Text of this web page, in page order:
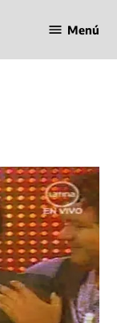
Menú